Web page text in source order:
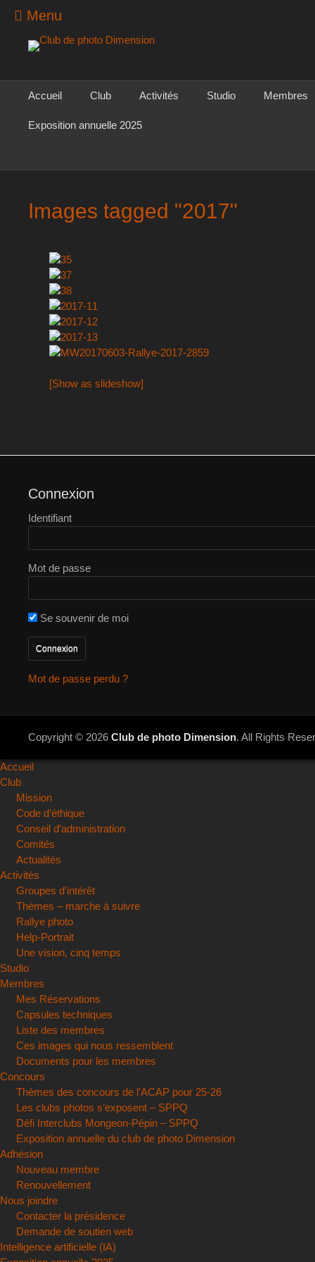
Menu
Club de photo
Dimension
Menu principal
contenu
Accueil Club Activités Studio Membres
Exposition annuelle 2025
Images tagged "2017"
[Show as slideshow]
Connexion
Identifiant
Mot de passe
Se souvenir de moi
Mot de passe perdu ?
Copyright © 2026 Club de photo Dimension. All Rights
Accueil
Club
Mission
Code d’éthique
Conseil d’administration
Comités
Actualités
Activités
Groupes d’intérêt
Thèmes – marche à suivre
Rallye photo
Help-Portrait
Une vision, cinq temps
Studio
Membres
Mes Réservations
Capsules techniques
Liste des membres
Ces images qui nous ressemblent
Documents pour les membres
Concours
Thèmes des concours de l’ACAP pour 25-26
Les clubs photos s’exposent – SPPQ
Défi Interclubs Mongeon-Pépin – SPPQ
Exposition annuelle du club de photo Dimension
Adhésion
Nouveau membre
Renouvellement
Nous joindre
Contacter la présidence
Demande de soutien web
Intelligence artificielle (IA)